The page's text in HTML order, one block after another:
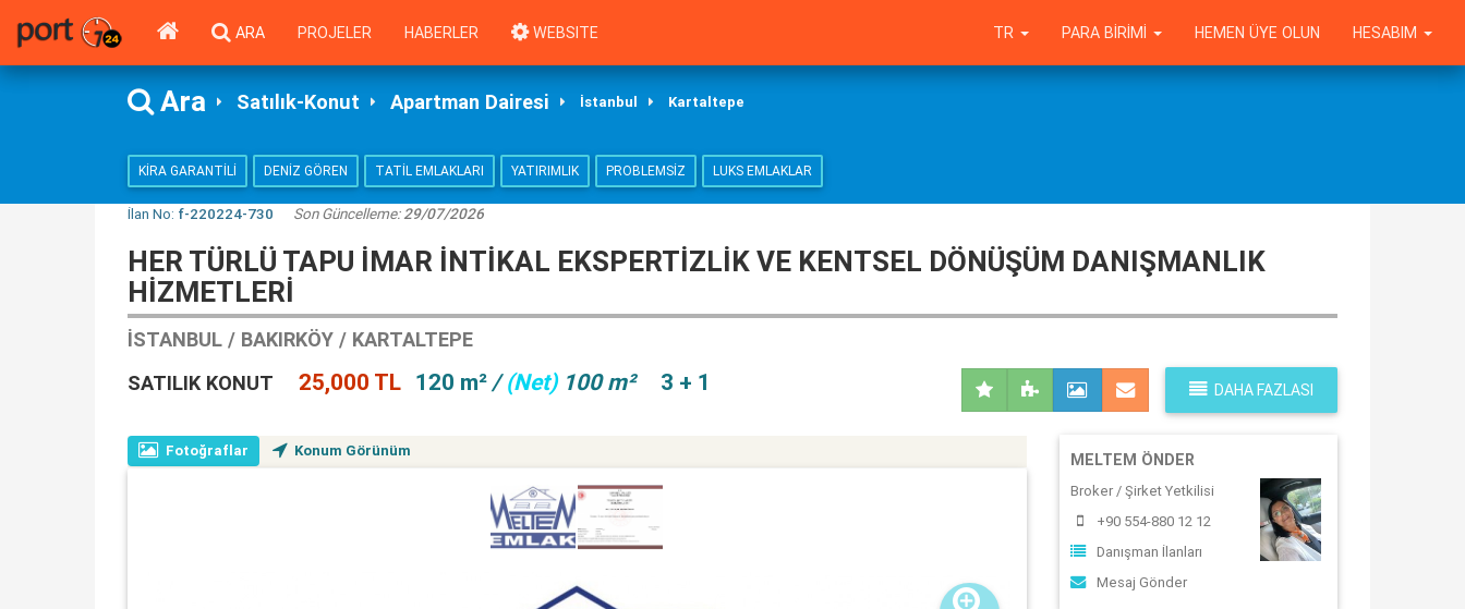
ARA PROJELER HABERLER WEBSITE HESABIM
HEMEN ÜYE OLUN
PARA BIRIMI
TR
Ara Satılık-Konut Apartman Dairesi İstanbul Kartaltepe
KIRA GARANTILI DENIZ GÖREN TATIL EMLAKLARI YATIRIMLIK PROBLEMSIZ LUKS EMLAKLAR
İlan No: f-220224-730 Son Güncelleme:29/07/2026
HER TÜRLÜ TAPU İMAR İNTİKAL EKSPERTİZLİK VE KENTSEL DÖNÜŞÜM DANIŞMANLIK
HİZMETLERİ
İSTANBUL / BAKIRKÖY / KARTALTEPE
SATILIK KONUT
25,000 TL 120 m²/(Net)100 m² 3 + 1 DAHA FAZLASI
Fotoğraflar Konum Görünüm MELTEM ÖNDER
Broker / Şirket Yetkilisi
+90 554-880 12 12
Danışman İlanları
Mesaj Gönder